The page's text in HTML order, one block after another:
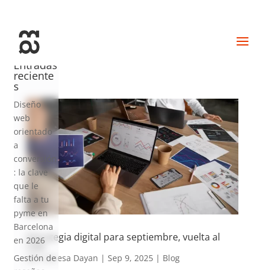
Estrategia digital para septiembre, vuelta al
cole
porVanesa Dayan | Sep 9, 2025| Blog
Entradas
reciente
s
Diseño
web
orientado
a
conversión
: la clave
que le
falta a tu
pyme en
Barcelona
en 2026
Gestión de